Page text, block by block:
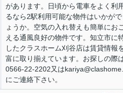
があります。日頃から電車をよく利
るなら2駅利用可能な物件はいかが
ょうか。空気の入れ替えも簡単にお
える通風良好の物件です。知立市に
したクラスホーム刈谷店は賃貸情報
富に取り揃えています。お探しの際
0566-22-2202又は
にご連絡下さい。